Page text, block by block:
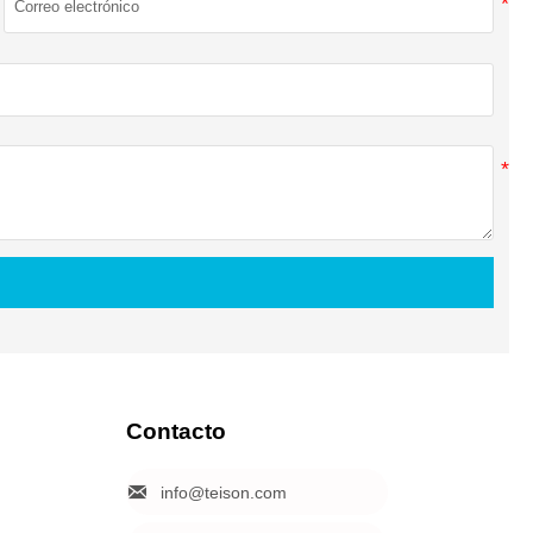
Contacto
 info@teison.com